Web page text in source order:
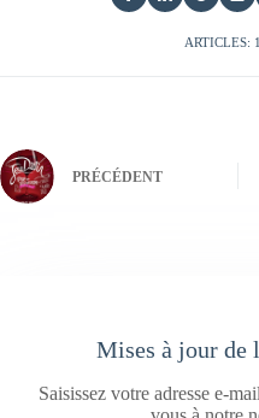
ARTICLES:
PRÉCÉDENT
Mises à jour de
Saisissez votre adresse e-